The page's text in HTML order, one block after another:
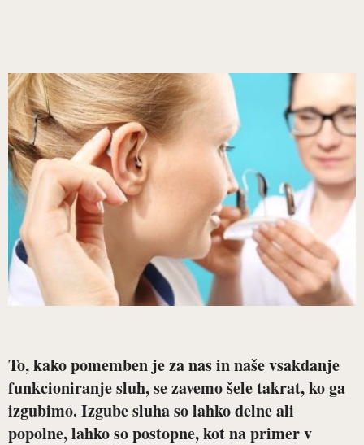
To, kako pomemben je za nas in naše vsakdanje
funkcioniranje sluh, se zavemo šele takrat, ko ga
izgubimo. Izgube sluha so lahko delne ali
popolne, lahko so postopne, kot na primer v